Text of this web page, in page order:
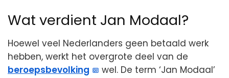
Wat verdient Jan Modaal?
Hoewel veel Nederlanders geen betaald werk
hebben, werkt het overgrote deel van de
beroepsbevolking
wel. De term ‘Jan Modaal’